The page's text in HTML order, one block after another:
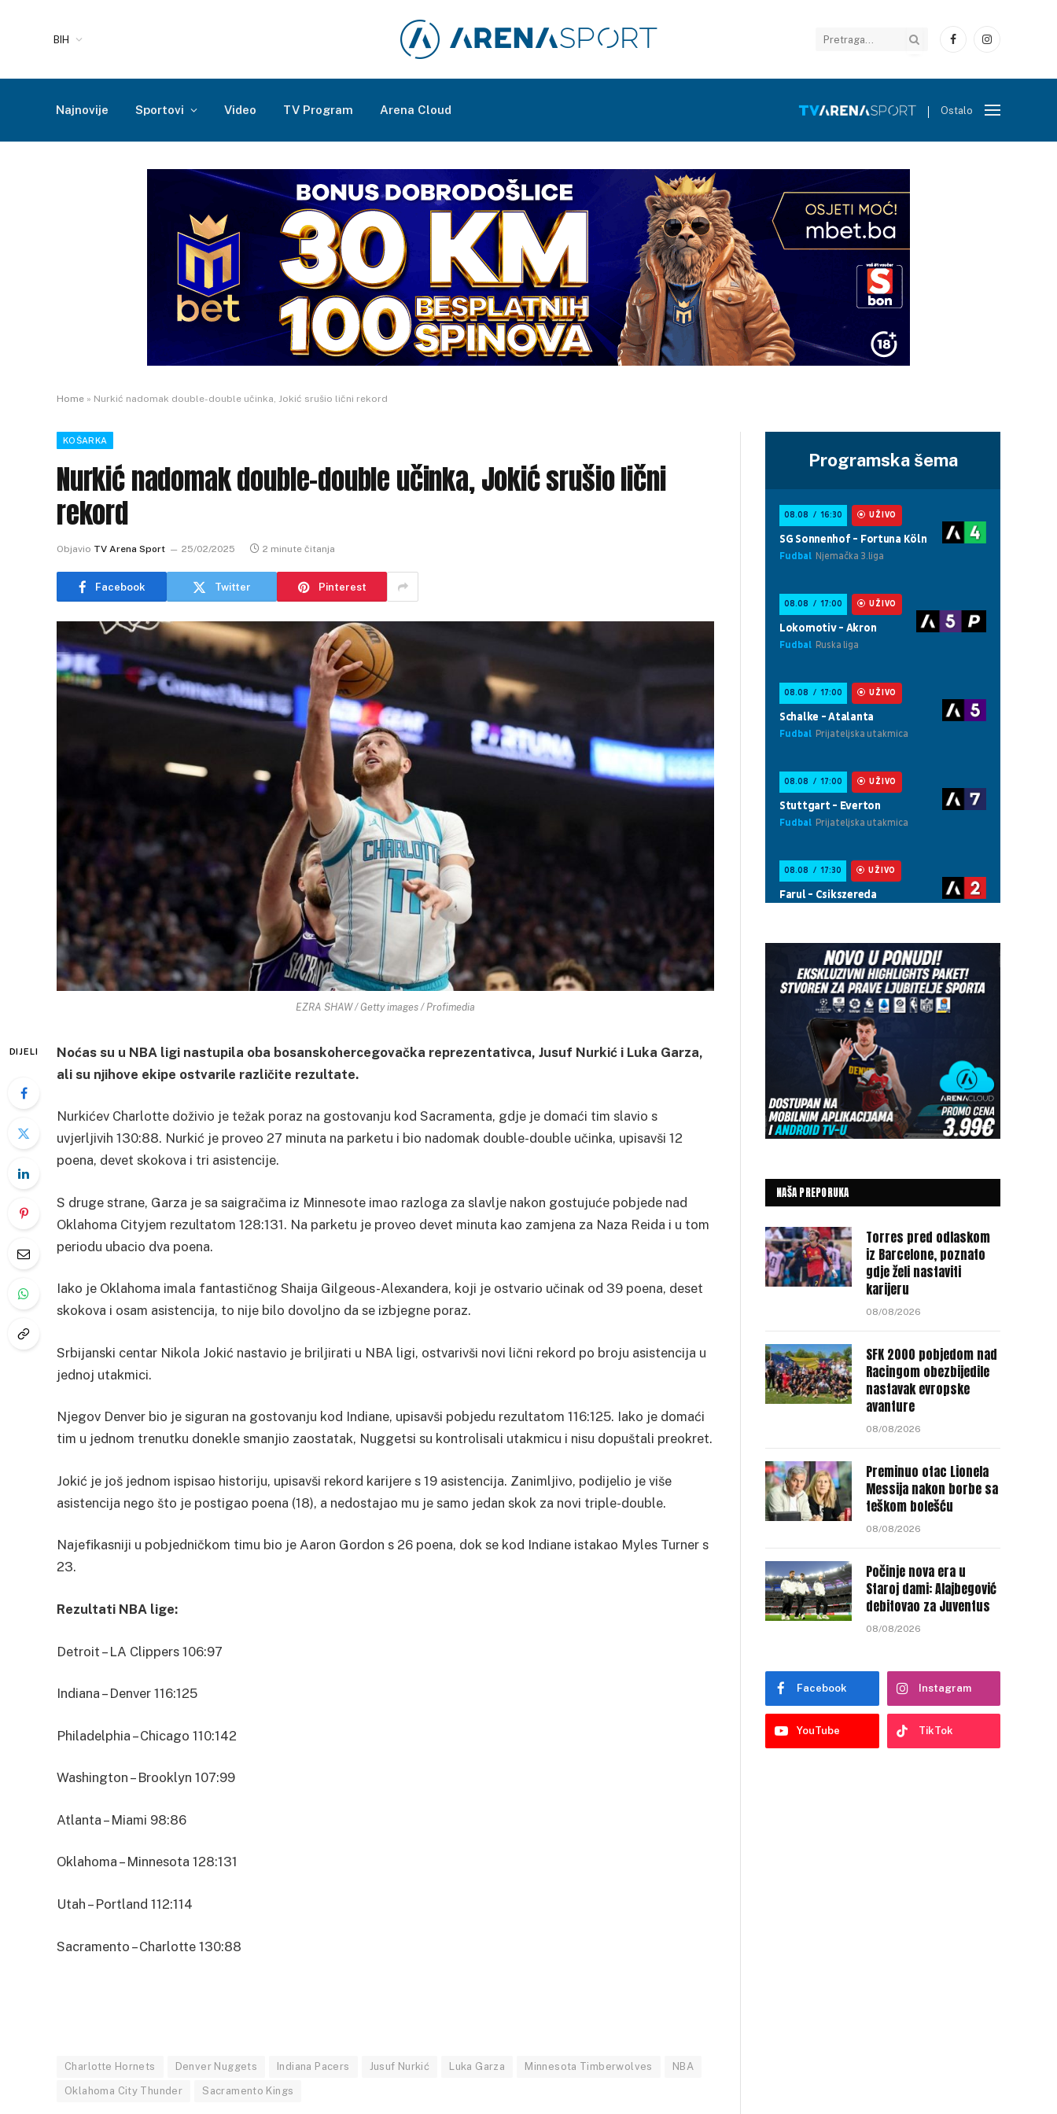
BIH
FacebookInstagram
Najnovije Sportovi Video TV Program Arena Cloud Ostalo
Home » Nurkić nadomak double-double učinka, Jokić srušio lični rekord
KOŠARKA
Nurkić nadomak double-double učinka, Jokić srušio lični
rekord
Objavio TV Arena Sport 25/02/2025 2 minute čitanja
Facebook Twitter Pinterest
EZRA SHAW / Getty images / Profimedia
DIJELI
Noćas su u NBA ligi nastupila oba bosanskohercegovačka reprezentativca, Jusuf Nurkić i Luka Garza,
ali su njihove ekipe ostvarile različite rezultate.
Nurkićev Charlotte doživio je težak poraz na gostovanju kod Sacramenta, gdje je domaći tim slavio s
uvjerljivih 130:88. Nurkić je proveo 27 minuta na parketu i bio nadomak double-double učinka, upisavši 12
poena, devet skokova i tri asistencije.
S druge strane, Garza je sa saigračima iz Minnesote imao razloga za slavlje nakon gostujuće pobjede nad
Oklahoma Cityjem rezultatom 128:131. Na parketu je proveo devet minuta kao zamjena za Naza Reida i u tom
periodu ubacio dva poena.
Iako je Oklahoma imala fantastičnog Shaija Gilgeous-Alexandera, koji je ostvario učinak od 39 poena, deset
skokova i osam asistencija, to nije bilo dovoljno da se izbjegne poraz.
Srbijanski centar Nikola Jokić nastavio je briljirati u NBA ligi, ostvarivši novi lični rekord po broju asistencija u
jednoj utakmici.
Njegov Denver bio je siguran na gostovanju kod Indiane, upisavši pobjedu rezultatom 116:125. Iako je domaći
tim u jednom trenutku donekle smanjio zaostatak, Nuggetsi su kontrolisali utakmicu i nisu dopuštali preokret.
Jokić je još jednom ispisao historiju, upisavši rekord karijere s 19 asistencija. Zanimljivo, podijelio je više
asistencija nego što je postigao poena (18), a nedostajao mu je samo jedan skok za novi triple-double.
Najefikasniji u pobjedničkom timu bio je Aaron Gordon s 26 poena, dok se kod Indiane istakao Myles Turner s
23.
Rezultati NBA lige:
Detroit – LA Clippers 106:97
Indiana – Denver 116:125
Philadelphia – Chicago 110:142
Washington – Brooklyn 107:99
Atlanta – Miami 98:86
Oklahoma – Minnesota 128:131
Utah – Portland 112:114
Sacramento – Charlotte 130:88
Charlotte Hornets Denver Nuggets Indiana Pacers Jusuf Nurkić Luka Garza Minnesota Timberwolves NBA
Oklahoma City Thunder Sacramento Kings
Programska šema
NAŠA PREPORUKA
Torres pred odlaskom
iz Barcelone, poznato
gdje želi nastaviti
karijeru
08/08/2026
SFK 2000 pobjedom nad
Racingom obezbijedile
nastavak evropske
avanture
08/08/2026
Preminuo otac Lionela
Messija nakon borbe sa
teškom bolešću
08/08/2026
Počinje nova era u
Staroj dami: Alajbegović
debitovao za Juventus
08/08/2026
Facebook Instagram
YouTube TikTok